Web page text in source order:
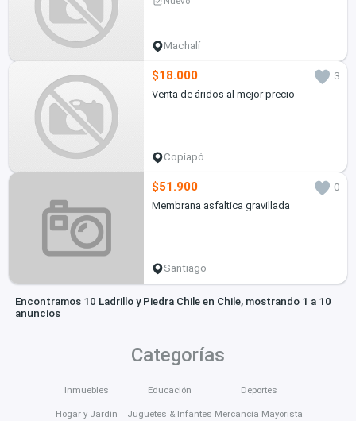
Machalí
$18.000
3
Venta de áridos al mejor precio
Copiapó
$51.900
0
Membrana asfaltica gravillada
Santiago
Encontramos 10 Ladrillo y Piedra Chile en Chile, mostrando 1 a 10
anuncios
Categorías
Inmuebles
Hogar y Jardín
Educación
Juguetes & Infantes
Deportes
Mercancía Mayorista